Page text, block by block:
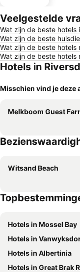
Veelgestelde
Wat zijn de beste hotels
Wat zijn de beste
Wat zijn de beste hotels
Wat zijn de beste hotels
Hotels in
Misschien vind je
Melkboom Guest
Witsand Beach
Hotels in Mossel Bay
Hotels in
Hotels in Albertinia
Hotels in Great Brak